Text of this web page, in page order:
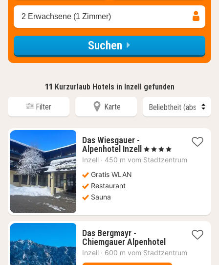
2 Erwachsene (1 Zimmer)
Suchen
11 Kurzurlaub Hotels in Inzell gefunden
Filter Karte
Das Wiesgauer -
Alpenhotel Inzell 1
Nacht
, 4 Sterne
Inzell · 450 m vom Stadtzentrum
Gratis WLAN
Restaurant
Sauna
Das Bergmayr -
Chiemgauer Alpenhotel1
Nacht
Inzell · 600 m vom Stadtzentrum